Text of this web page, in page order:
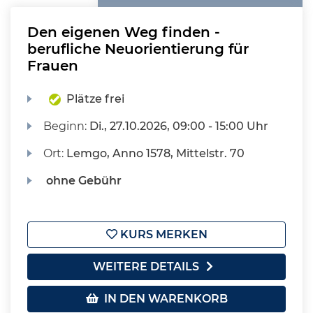
Den eigenen Weg finden -
berufliche Neuorientierung für
Frauen
Plätze frei
Beginn: Di., 27.10.2026, 09:00 - 15:00 Uhr
Ort: Lemgo, Anno 1578, Mittelstr. 70
ohne Gebühr
KURS MERKEN
WEITERE DETAILS
IN DEN WARENKORB